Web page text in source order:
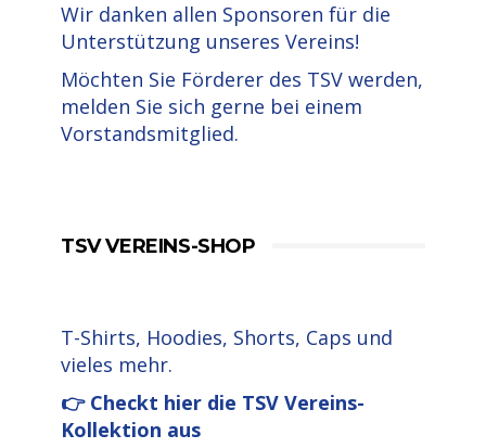
Wir danken allen Sponsoren für die
Unterstützung unseres Vereins!
Möchten Sie Förderer des TSV werden,
melden Sie sich gerne bei einem
Vorstandsmitglied.
TSV VEREINS-SHOP
T-Shirts, Hoodies, Shorts, Caps und
vieles mehr.
👉 Checkt hier die TSV Vereins-
Kollektion aus